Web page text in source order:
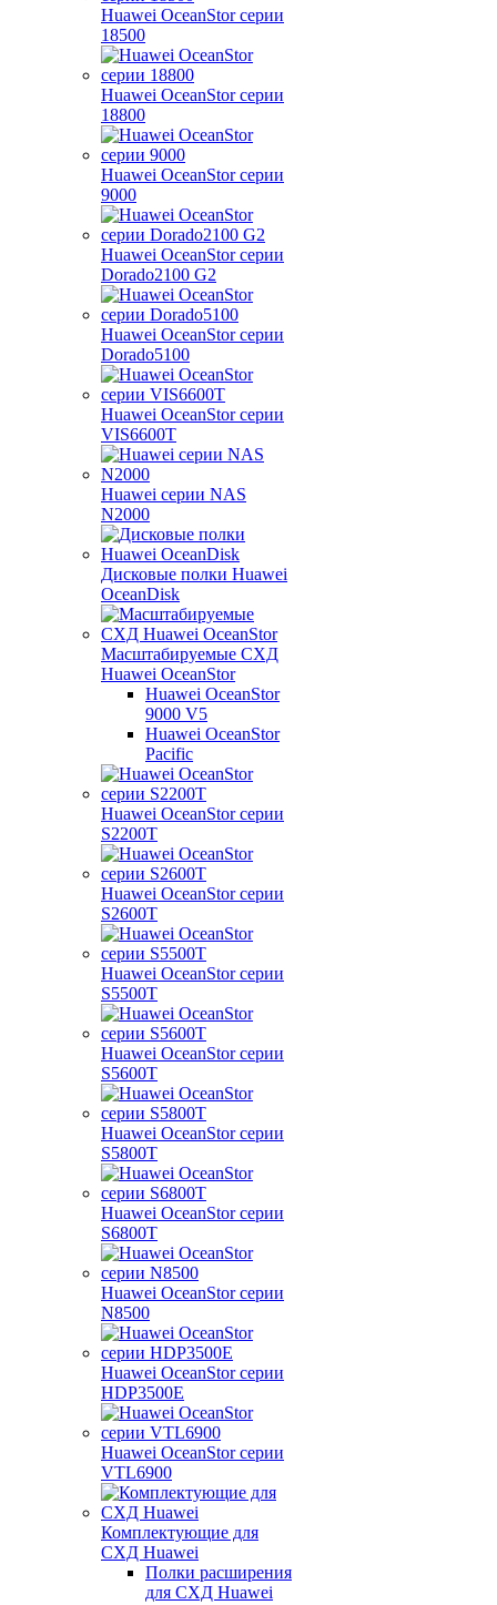
Huawei OceanStor серии
18500
Huawei OceanStor серии
18800
Huawei OceanStor серии
9000
Huawei OceanStor серии
Dorado2100 G2
Huawei OceanStor серии
Dorado5100
Huawei OceanStor серии
VIS6600T
Huawei серии NAS
N2000
Дисковые полки Huawei
OceanDisk
Масштабируемые СХД
Huawei OceanStor
Huawei OceanStor
9000 V5
Huawei OceanStor
Pacific
Huawei OceanStor серии
S2200T
Huawei OceanStor серии
S2600T
Huawei OceanStor серии
S5500T
Huawei OceanStor серии
S5600T
Huawei OceanStor серии
S5800T
Huawei OceanStor серии
S6800T
Huawei OceanStor серии
N8500
Huawei OceanStor серии
HDP3500E
Huawei OceanStor серии
VTL6900
Комплектующие для
СХД Huawei
Полки расширения
для СХД Huawei